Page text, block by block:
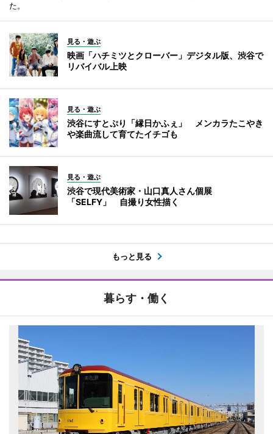
た。
見る・遊ぶ
映画「ハチミツとクローバー」デジタル版、渋谷で
リバイバル上映
見る・遊ぶ
渋谷にすとぷり「縁日かふぇ」 メンカラたこやき
や楽曲流して育てたイチゴも
見る・遊ぶ
渋谷で現代美術家・山口真人さん個展
「SELFY」 自撮り女性描く
もっと見る
暮らす・働く